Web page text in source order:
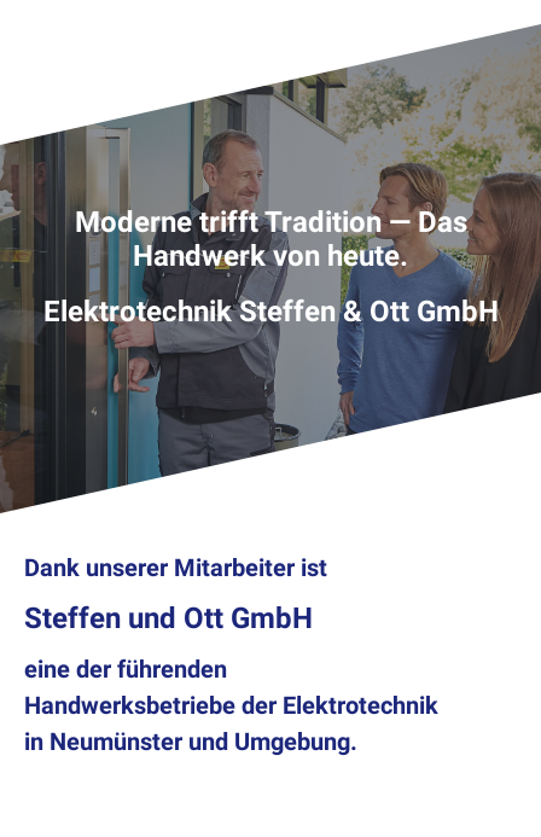
Moderne trifft Tradition — Das
Handwerk von heute.
Elek­trotech­nik Stef­fen & Ott GmbH
Dank unserer Mitarbeiter ist
Steffen und Ott GmbH
eine der führenden
Handwerksbetriebe der Elektrotechnik
in Neumünster und Umgebung.